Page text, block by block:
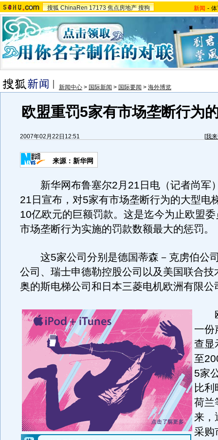
搜狐 ChinaRen 17173 焦点房地产 搜狗 新闻 -
新闻中心 > 国际新闻 > 国际要闻 > 海外博览
欧盟重罚5家有市场垄断行为
2007年02月22日12:51 [我
来源：新华网
新华网布鲁塞尔2月21日电（记者尚军
21日宣布，对5家有市场垄断行为的大型电
10亿欧元的巨额罚款。这是迄今为止欧盟
市场垄断行为实施的罚款数额最大的惩罚。
这5家公司分别是德国蒂森－克虏伯公
公司、瑞士申德勒控股公司以及美国联合技
奥的斯电梯公司和日本三菱电机欧洲有限公
欧
一份
查显
至
5家
比
荷兰
来，
采购